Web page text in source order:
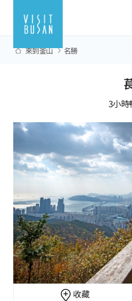
來到釜山 名勝
3小時
收藏